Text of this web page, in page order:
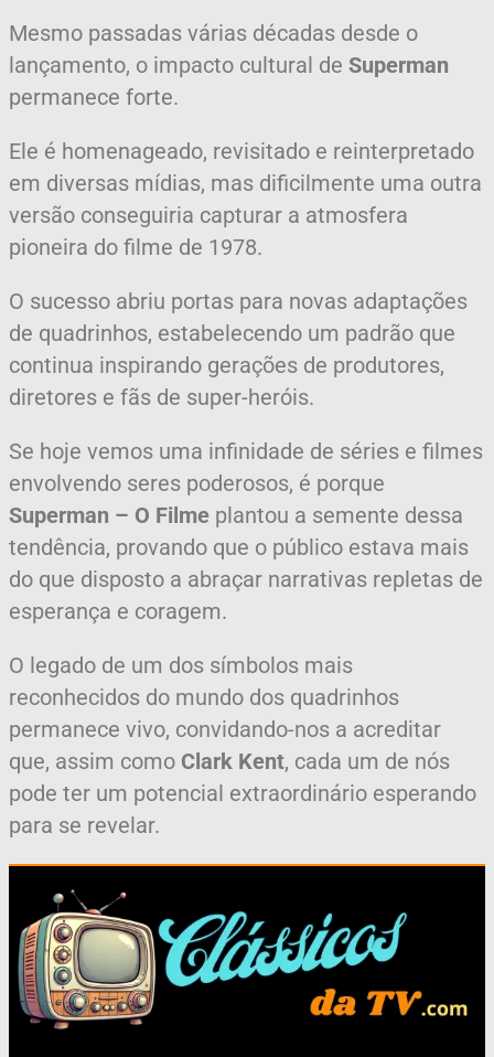
Mesmo passadas várias décadas desde o
lançamento, o impacto cultural de Superman
permanece forte.
Ele é homenageado, revisitado e reinterpretado
em diversas mídias, mas dificilmente uma outra
versão conseguiria capturar a atmosfera
pioneira do filme de 1978.
O sucesso abriu portas para novas adaptações
de quadrinhos, estabelecendo um padrão que
continua inspirando gerações de produtores,
diretores e fãs de super-heróis.
Se hoje vemos uma infinidade de séries e filmes
envolvendo seres poderosos, é porque
Superman – O Filme plantou a semente dessa
tendência, provando que o público estava mais
do que disposto a abraçar narrativas repletas de
esperança e coragem.
O legado de um dos símbolos mais
reconhecidos do mundo dos quadrinhos
permanece vivo, convidando-nos a acreditar
que, assim como Clark Kent, cada um de nós
pode ter um potencial extraordinário esperando
para se revelar.